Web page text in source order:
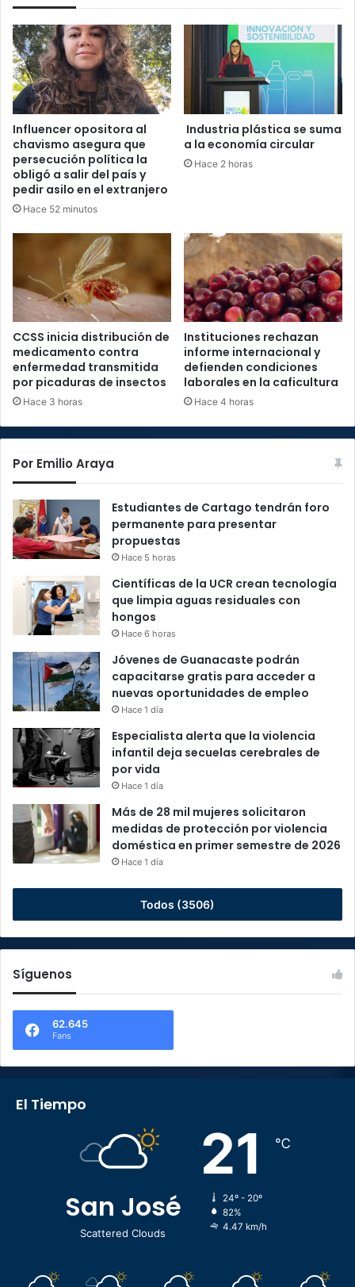
Influencer opositora al
chavismo asegura que
persecución política la
obligó a salir del país y
pedir asilo en el extranjero
Hace 52 minutos
Industria plástica se suma
a la economía circular
Hace 2 horas
CCSS inicia distribución de
medicamento contra
enfermedad transmitida
por picaduras de insectos
Hace 3 horas
Instituciones rechazan
informe internacional y
defienden condiciones
laborales en la caficultura
Hace 4 horas
Por Emilio Araya
Estudiantes de Cartago tendrán foro
permanente para presentar
propuestas
Hace 5 horas
Científicas de la UCR crean tecnología
que limpia aguas residuales con
hongos
Hace 6 horas
Jóvenes de Guanacaste podrán
capacitarse gratis para acceder a
nuevas oportunidades de empleo
Hace 1 día
Especialista alerta que la violencia
infantil deja secuelas cerebrales de
por vida
Hace 1 día
Más de 28 mil mujeres solicitaron
medidas de protección por violencia
doméstica en primer semestre de 2026
Hace 1 día
Todos (3506)
Síguenos
62.645
Fans
El Tiempo
San José
Scattered Clouds
21 ℃
24º - 20º
82%
4.47 km/h